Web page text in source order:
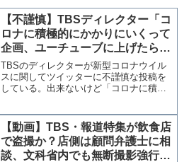
【不謹慎】TBSディレクター「コ
ロナに積極的にかかりにいくって
企画、ユーチューブに上げたら盛
り上がりそう」
TBSのディレクターが新型コロナウイル
スに関してツイッターに不謹慎な投稿を
している。出来ないけど「コロナに積極
で、めちゃくちゃ頑張っても結局かかれ
ないってオチがベスト。...
【動画】TBS・報道特集が飲食店
で盗撮か？店側は顧問弁護士に相
談、文科省内でも無断撮影強行し